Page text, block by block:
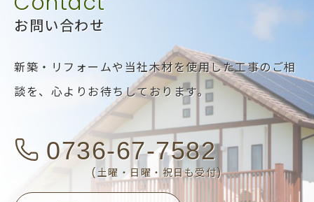
お問い合わせ
新築・リフォームや当社木材を使用した工事のご相
談を、 心よりお待ちしております。
0736-67-7582
(土曜・日曜・祝日も受付)